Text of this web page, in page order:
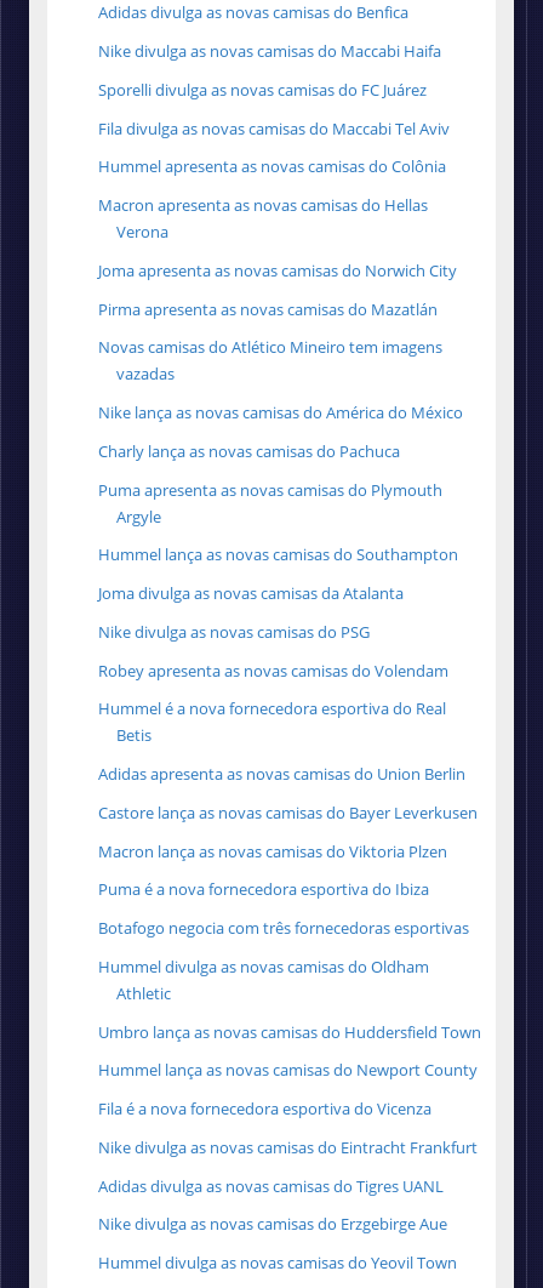
Adidas divulga as novas camisas do Benfica
Nike divulga as novas camisas do Maccabi Haifa
Sporelli divulga as novas camisas do FC Juárez
Fila divulga as novas camisas do Maccabi Tel Aviv
Hummel apresenta as novas camisas do Colônia
Macron apresenta as novas camisas do Hellas
Verona
Joma apresenta as novas camisas do Norwich City
Pirma apresenta as novas camisas do Mazatlán
Novas camisas do Atlético Mineiro tem imagens
vazadas
Nike lança as novas camisas do América do México
Charly lança as novas camisas do Pachuca
Puma apresenta as novas camisas do Plymouth
Argyle
Hummel lança as novas camisas do Southampton
Joma divulga as novas camisas da Atalanta
Nike divulga as novas camisas do PSG
Robey apresenta as novas camisas do Volendam
Hummel é a nova fornecedora esportiva do Real
Betis
Adidas apresenta as novas camisas do Union Berlin
Castore lança as novas camisas do Bayer Leverkusen
Macron lança as novas camisas do Viktoria Plzen
Puma é a nova fornecedora esportiva do Ibiza
Botafogo negocia com três fornecedoras esportivas
Hummel divulga as novas camisas do Oldham
Athletic
Umbro lança as novas camisas do Huddersfield Town
Hummel lança as novas camisas do Newport County
Fila é a nova fornecedora esportiva do Vicenza
Nike divulga as novas camisas do Eintracht Frankfurt
Adidas divulga as novas camisas do Tigres UANL
Nike divulga as novas camisas do Erzgebirge Aue
Hummel divulga as novas camisas do Yeovil Town